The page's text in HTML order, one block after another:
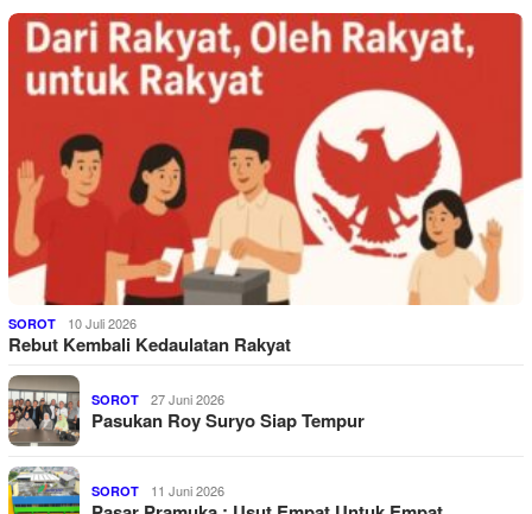
SOROT 10 Juli 2026
Rebut Kembali Kedaulatan Rakyat
SOROT 27 Juni 2026
Pasukan Roy Suryo Siap Tempur
SOROT 11 Juni 2026